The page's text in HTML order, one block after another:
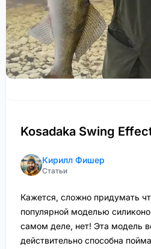
Kosadaka Swing
Кирилл Фишер
Статьи
Кажется, сложно придумать
популярной моделью
самом деле, нет! Эта модель
действительно способна